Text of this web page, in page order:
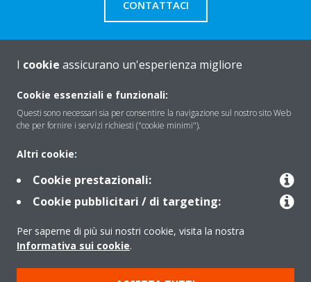
CONTATTACI
About Daikin
Products
I cookie assicurano un'esperienza migliore
Cookie essenziali e funzionali:
Questi sono necessari sia per consentire la navigazione sul nostro sito Web
che per fornire i servizi richiesti ("cookie minimi").
Altri cookie:
Cookie prestazionali:
Cookie pubblicitari / di targeting:
Per saperne di più sui nostri cookie, visita la nostra
Informativa sui cookie.